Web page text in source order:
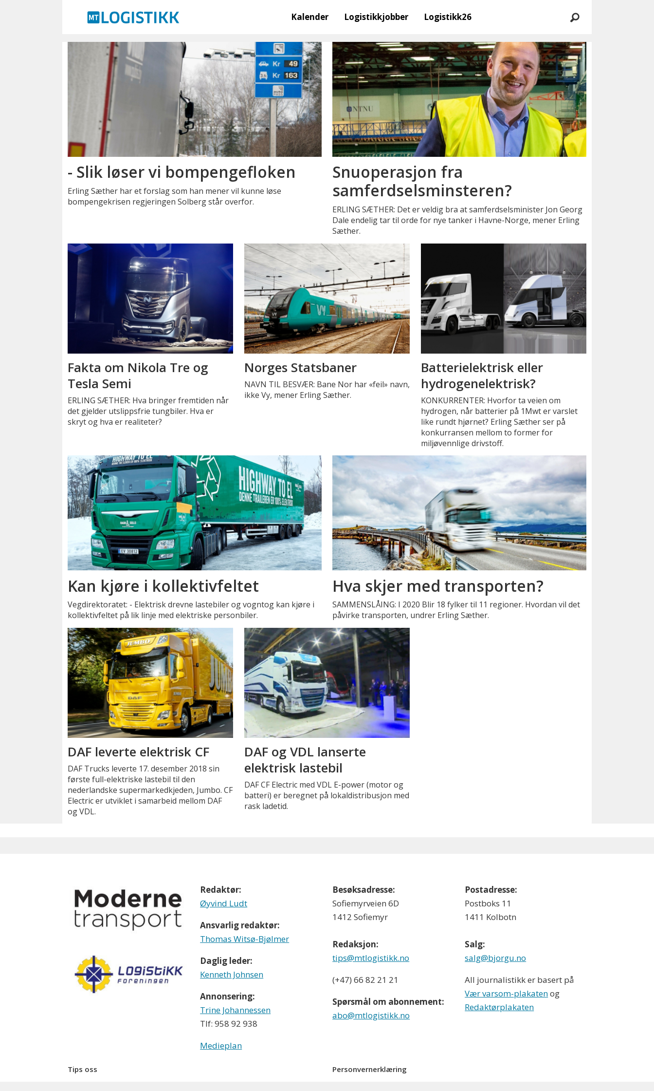
Kalender Logistikkjobber Logistikk26
elektrisk
- Slik løser vi bompengefloken
Erling Sæther har et forslag som han mener vil kunne løse
bompengekrisen regjeringen Solberg står overfor.
Snuoperasjon fra
samferdselsminsteren?
ERLING SÆTHER: Det er veldig bra at samferdselsminister Jon Georg
Dale endelig tar til orde for nye tanker i Havne-Norge, mener Erling
Sæther.
Fakta om Nikola Tre og
Tesla Semi
ERLING SÆTHER: Hva bringer fremtiden når
det gjelder utslippsfrie tungbiler. Hva er
skryt og hva er realiteter?
Norges Statsbaner
NAVN TIL BESVÆR: Bane Nor har «feil» navn,
ikke Vy, mener Erling Sæther.
Batterielektrisk eller
hydrogenelektrisk?
KONKURRENTER: Hvorfor ta veien om
hydrogen, når batterier på 1Mwt er varslet
like rundt hjørnet? Erling Sæther ser på
konkurransen mellom to former for
miljøvennlige drivstoff.
Kan kjøre i kollektivfeltet
Vegdirektoratet: - Elektrisk drevne lastebiler og vogntog kan kjøre i
kollektivfeltet på lik linje med elektriske personbiler.
Hva skjer med transporten?
SAMMENSLÅING: I 2020 Blir 18 fylker til 11 regioner. Hvordan vil det
påvirke transporten, undrer Erling Sæther.
DAF leverte elektrisk CF
DAF Trucks leverte 17. desember 2018 sin
første full-elektriske lastebil til den
nederlandske supermarkedkjeden, Jumbo. CF
Electric er utviklet i samarbeid mellom DAF
og VDL.
DAF og VDL lanserte
elektrisk lastebil
DAF CF Electric med VDL E-power (motor og
batteri) er beregnet på lokaldistribusjon med
rask ladetid.
Redaktør:
Øyvind Ludt
Ansvarlig redaktør:
Thomas Witsø-Bjølmer
Daglig leder:
Kenneth Johnsen
Annonsering:
Trine Johannessen
Tlf: 958 92 938
Medieplan
Besøksadresse:
Sofiemyrveien 6D
1412 Sofiemyr
Redaksjon:
tips@mtlogistikk.no
(+47) 66 82 21 21
Spørsmål om abonnement:
abo@mtlogistikk.no
Postadresse:
Postboks 11
1411 Kolbotn
Salg:
salg@bjorgu.no
All journalistikk er basert på
Vær varsom-plakatenog
Redaktørplakaten
Tips oss Personvernerklæring